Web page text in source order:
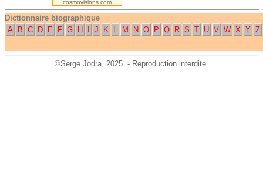
cosmovisions.com
Dictionnaire biographique
A
B C D E F G H J K L M N O P Q R S T U V W X Y Z
©Serge Jodra, 2025. - Reproduction interdite.